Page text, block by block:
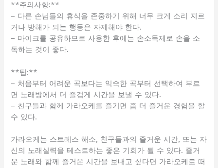
**주의사항:**
– 다른 손님들의 휴식을 존중하기 위해 너무 크게 소리 지르
거나 방해가 되는 행동은 자제해야 한다.
– 마이크를 공유하므로 사용한 후에는 손소독제로 손을 소
독하는 것이 좋다.
**팁:**
– 처음부터 어려운 곡보다는 익숙한 곡부터 선택하여 부르
면 노래방에서 더 즐겁게 시간을 보낼 수 있다.
– 친구들과 함께 가라오케를 즐기면 좀 더 즐거운 경험을 할
수 있다.
가라오케는 스트레스 해소, 친구들과의 즐거운 시간, 또는 자
신의 노래실력을 테스트하는 좋은 기회가 될 수 있다. 즐거
운 노래와 함께 즐거운 시간을 보내고 싶다면 가라오케로 떠